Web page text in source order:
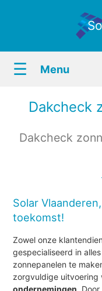
☰ Menu
Dakcheck
Dakcheck
Solar
toekomst!
Zowel onze
gespecialiseerd in
zonnepanelen te
zorgvuldige
ondernemingen.